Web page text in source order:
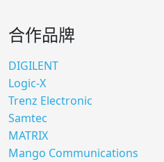
合作品牌
DIGILENT
Logic-X
Trenz Electronic
Samtec
MATRIX
Mango Communications